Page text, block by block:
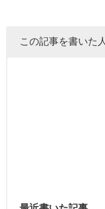
この記事を書いた人